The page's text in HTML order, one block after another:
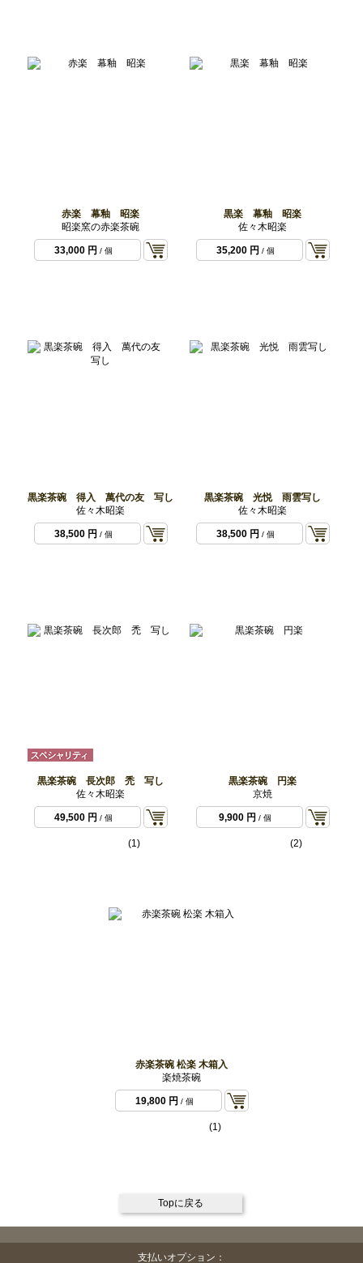
赤楽 幕釉 昭楽
昭楽窯の赤楽茶碗
33,000 円 / 個
黒楽 幕釉 昭楽
佐々木昭楽
35,200 円 / 個
黒楽茶碗 得入 萬代の友 写し
佐々木昭楽
38,500 円 / 個
黒楽茶碗 光悦 雨雲写し
佐々木昭楽
38,500 円 / 個
黒楽茶碗 長次郎 禿 写し
佐々木昭楽
49,500 円 / 個
(1)
黒楽茶碗 円楽
京焼
9,900 円 / 個
(2)
赤楽茶碗 松楽 木箱入
楽焼茶碗
19,800 円 / 個
(1)
Topに戻る
支払いオプション：